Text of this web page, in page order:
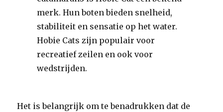
merk. Hun boten bieden snelheid,
stabiliteit en sensatie op het water.
Hobie Cats zijn populair voor
recreatief zeilen en ook voor
wedstrijden.
Het is belangrijk om te benadrukken dat de